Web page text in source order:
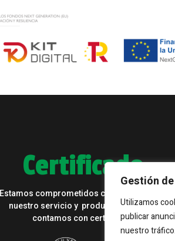
Gestión
Utilizamos
publicar
nuestro
Certificado
Estamos comprometidos con la calidad de
nuestro servicio y productos, por ello,
contamos con certificado: